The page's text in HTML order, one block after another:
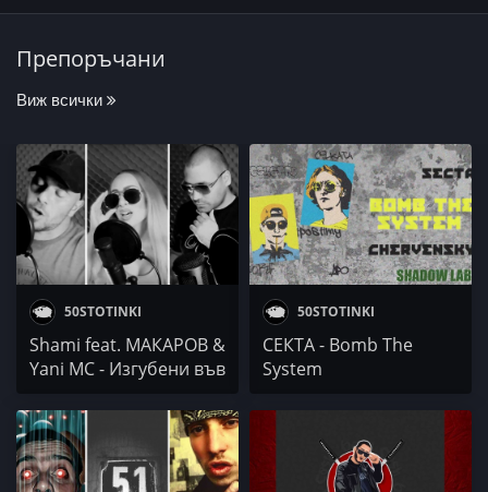
Препоръчани
Виж всички
50STOTINKI
Shami fеаt. МАКАРОВ &
Yani MC - Изгубени във
50STOTINKI
СЕКТА - Bomb The
System